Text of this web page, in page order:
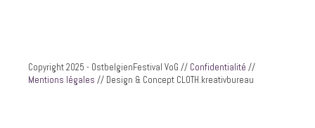
Copyright 2025 - OstbelgienFestival VoG // Confidentialité //
Mentions légales // Design & Concept CLOTH.kreativbureau